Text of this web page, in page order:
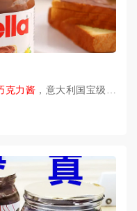
克力酱 ，意大利国宝级食
无穷美味，吃一口就恋